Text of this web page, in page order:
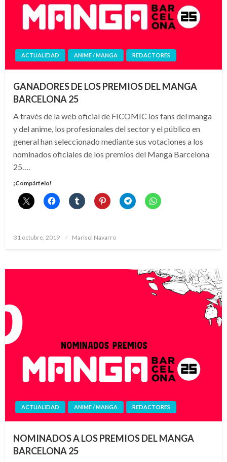
ACTUALIDAD ANIME / MANGA REDACTORES
GANADORES DE LOS PREMIOS DEL MANGA
BARCELONA 25
A través de la web oficial de FICOMIC los fans del manga
y del anime, los profesionales del sector y el público en
general han seleccionado mediante sus votaciones a los
nominados oficiales de los premios del Manga Barcelona
25….
¡Compártelo!
Publicado
31 octubre, 2019 Marisol Navarro
ACTUALIDAD ANIME / MANGA REDACTORES
NOMINADOS A LOS PREMIOS DEL MANGA
BARCELONA 25